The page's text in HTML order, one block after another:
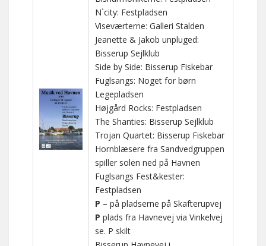
N`city: Festpladsen
Viseværterne: Galleri Stalden
Jeanette & Jakob unpluged:
Bisserup Sejlklub
Side by Side: Bisserup Fiskebar
Fuglsangs: Noget for børn
Legepladsen
Højgård Rocks: Festpladsen
The Shanties: Bisserup Sejlklub
Trojan Quartet: Bisserup Fiskebar
Hornblæsere fra Sandvedgruppen
spiller solen ned på Havnen
Fuglsangs Fest&kester:
Festpladsen
P – på pladserne på Skafterupvej
P plads fra Havnevej via Vinkelvej
se. P skilt